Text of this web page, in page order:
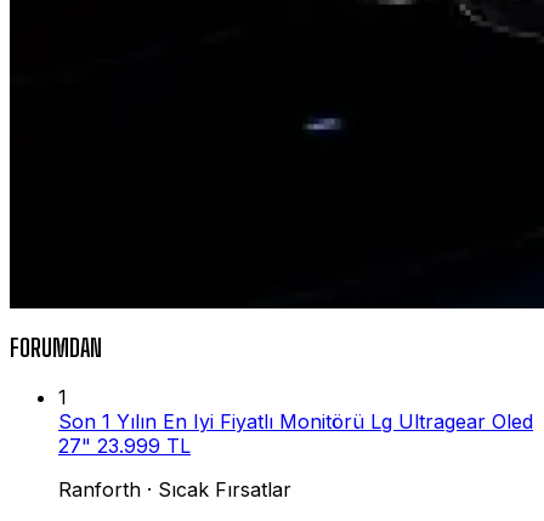
FORUMDAN
1
Son 1 Yılın En Iyi Fiyatlı Monitörü Lg Ultragear Oled
27" 23.999 TL
Ranforth · Sıcak Fırsatlar